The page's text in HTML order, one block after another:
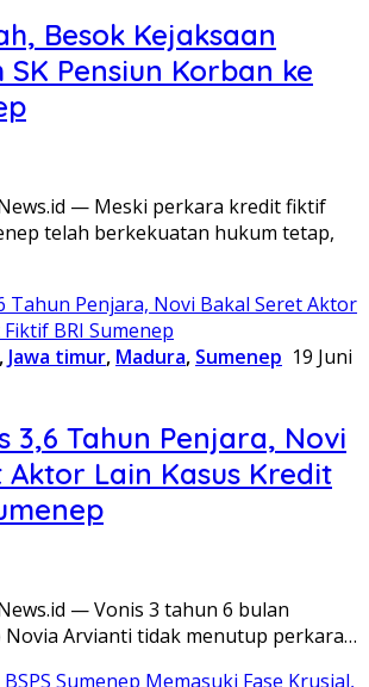
Besok Kejaksaan
SK Pensiun Korban ke
— Meski perkara kredit fiktif
telah berkekuatan hukum tetap,
, Jawa timur, Madura, Sumenep 19 Juni
3,6 Tahun Penjara, Novi
Aktor Lain Kasus Kredit
— Vonis 3 tahun 6 bulan
Arvianti tidak menutup perkara…